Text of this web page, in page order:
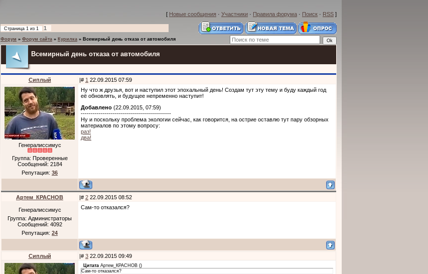
[ Новые сообщения · Участники · Правила форума · Поиск · RSS ]
Страница 1 из 1 1
Форум » Форум сайта » Курилка » Всемирный день отказа от автомобиля
Всемирный день отказа от автомобиля
Cиплый |# 1 22.09.2015 07:59
Генералиссимус
Группа: Проверенные
Сообщений: 2184
Репутация: 36
Ну что ж друзья, вот и наступил этот эпохальный день! Создам тут эту тему и буду каждый год
её обновлять, и будущее непременно наступит!
Добавлено (22.09.2015, 07:59)
---------------------------------------------
Ну и поскольку проблема экологии сейчас, как говорится, на острие оставлю тут пару обзорных
материалов по этому вопросу:
раз!
два!
Артем_КРАСНОВ |# 2 22.09.2015 08:52
Генералиссимус
Группа: Администраторы
Сообщений: 4092
Репутация: 24
Сам-то отказался?
Cиплый |# 3 22.09.2015 09:49
Цитата Артем_КРАСНОВ ()
Сам-то отказался?